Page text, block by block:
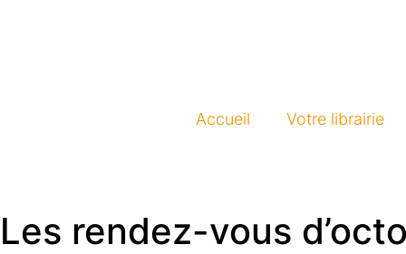
Accueil Votre librairie
Les rendez-vous